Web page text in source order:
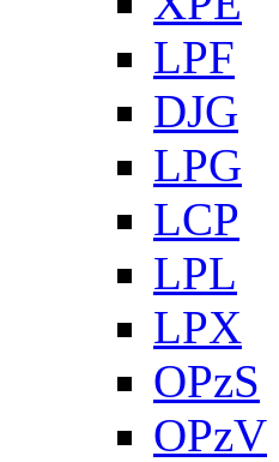
LPF
DJG
LPG
LCP
LPL
LPX
OPzS
OPzV